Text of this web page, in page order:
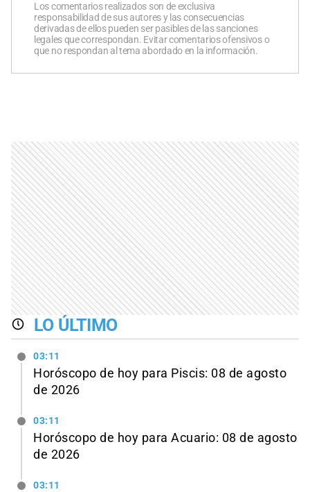
Los comentarios realizados son de exclusiva
responsabilidad de sus autores y las consecuencias
derivadas de ellos pueden ser pasibles de las sanciones
legales que correspondan. Evitar comentarios ofensivos o
que no respondan al tema abordado en la información.
LO ÚLTIMO
03:11
Horóscopo de hoy para Piscis: 08 de agosto
de 2026
03:11
Horóscopo de hoy para Acuario: 08 de agosto
de 2026
03:11